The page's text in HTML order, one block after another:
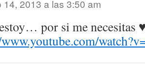
14, 2013 a las 3:50 am
por si me necesitas